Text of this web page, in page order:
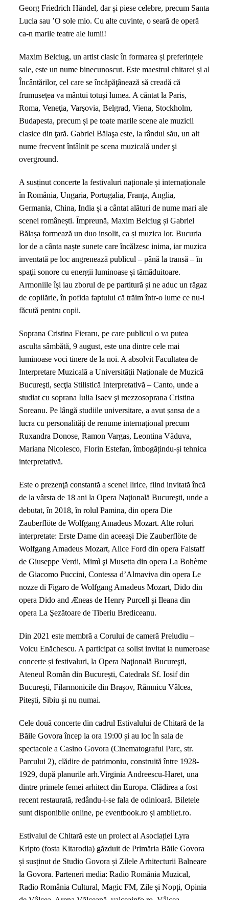
Georg Friedrich Händel, dar și piese celebre, precum Santa
Lucia sau ’O sole mio. Cu alte cuvinte, o seară de operă
ca-n marile teatre ale lumii!
Maxim Belciug, un artist clasic în formarea și preferințele
sale, este un nume binecunoscut. Este maestrul chitarei și al
Încântărilor, cel care se încăpăţânează să creadă că
frumuseţea va mântui totuși lumea. A cântat la Paris,
Roma, Veneţia, Varşovia, Belgrad, Viena, Stockholm,
Budapesta, precum și pe toate marile scene ale muzicii
clasice din ţară. Gabriel Bălaşa este, la rândul său, un alt
nume frecvent întâlnit pe scena muzicală under şi
overground.
A susținut concerte la festivaluri naționale și internaționale
în România, Ungaria, Portugalia, Franța, Anglia,
Germania, China, India și a cântat alături de nume mari ale
scenei românești. Împreună, Maxim Belciug și Gabriel
Bălașa formează un duo insolit, ca și muzica lor. Bucuria
lor de a cânta naște sunete care încălzesc inima, iar muzica
inventată pe loc angrenează publicul – până la transă – în
spaţii sonore cu energii luminoase și tămăduitoare.
Armoniile își iau zborul de pe partitură și ne aduc un răgaz
de copilărie, în pofida faptului că trăim într-o lume ce nu-i
făcută pentru copii.
Soprana Cristina Fieraru, pe care publicul o va putea
asculta sâmbătă, 9 august, este una dintre cele mai
luminoase voci tinere de la noi. A absolvit Facultatea de
Interpretare Muzicală a Universităţii Naţionale de Muzică
Bucureşti, secţia Stilistică Interpretativă – Canto, unde a
studiat cu soprana Iulia Isaev şi mezzosoprana Cristina
Soreanu. Pe lângă studiile universitare, a avut șansa de a
lucra cu personalităţi de renume internaţional precum
Ruxandra Donose, Ramon Vargas, Leontina Văduva,
Mariana Nicolesco, Florin Estefan, îmbogățindu-și tehnica
interpretativă.
Este o prezenţă constantă a scenei lirice, fiind invitată încă
de la vârsta de 18 ani la Opera Naţională Bucureşti, unde a
debutat, în 2018, în rolul Pamina, din opera Die
Zauberflöte de Wolfgang Amadeus Mozart. Alte roluri
interpretate: Erste Dame din aceeași Die Zauberflöte de
Wolfgang Amadeus Mozart, Alice Ford din opera Falstaff
de Giuseppe Verdi, Mimì şi Musetta din opera La Bohème
de Giacomo Puccini, Contessa d’Almaviva din opera Le
nozze di Figaro de Wolfgang Amadeus Mozart, Dido din
opera Dido and Æneas de Henry Purcell și Ileana din
opera La Şezătoare de Tiberiu Brediceanu.
Din 2021 este membră a Corului de cameră Preludiu –
Voicu Enăchescu. A participat ca solist invitat la numeroase
concerte și festivaluri, la Opera Naţională Bucureşti,
Ateneul Român din București, Catedrala Sf. Iosif din
Bucureşti, Filarmonicile din Brașov, Râmnicu Vâlcea,
Pitești, Sibiu și nu numai.
Cele două concerte din cadrul Estivalului de Chitară de la
Băile Govora încep la ora 19:00 și au loc în sala de
spectacole a Casino Govora (Cinematograful Parc, str.
Parcului 2), clădire de patrimoniu, construită între 1928-
1929, după planurile arh.Virginia Andreescu-Haret, una
dintre primele femei arhitect din Europa. Clădirea a fost
recent restaurată, redându-i-se fala de odinioară. Biletele
sunt disponibile online, pe eventbook.ro și ambilet.ro.
Estivalul de Chitară este un proiect al Asociației Lyra
Kripto (fosta Kitarodia) găzduit de Primăria Băile Govora
și susținut de Studio Govora și Zilele Arhitecturii Balneare
la Govora. Parteneri media: Radio România Muzical,
Radio România Cultural, Magic FM, Zile și Nopți, Opinia